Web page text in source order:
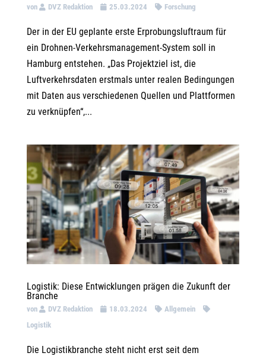
von DVZ Redaktion 25.03.2024 Forschung
Der in der EU geplante erste Erprobungsluftraum für
ein Drohnen-Verkehrsmanagement-System soll in
Hamburg entstehen. „Das Projektziel ist, die
Luftverkehrsdaten erstmals unter realen Bedingungen
mit Daten aus verschiedenen Quellen und Plattformen
zu verknüpfen“,...
Logistik: Diese Entwicklungen prägen die Zukunft der
Branche
von DVZ Redaktion 18.03.2024
Allgemein
Logistik
Die Logistikbranche steht nicht erst seit dem